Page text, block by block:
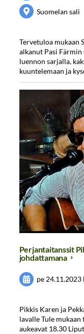
Suomelan sali
Tervetuloa mukaan
alkanut Pasi
luennon sarjalla,
kuuntelemaan ja
Perjantaitanssit
johdattamana
pe 24.11.2023
Pikkis Karen ja
lavalle Tule
aukeavat 18.30